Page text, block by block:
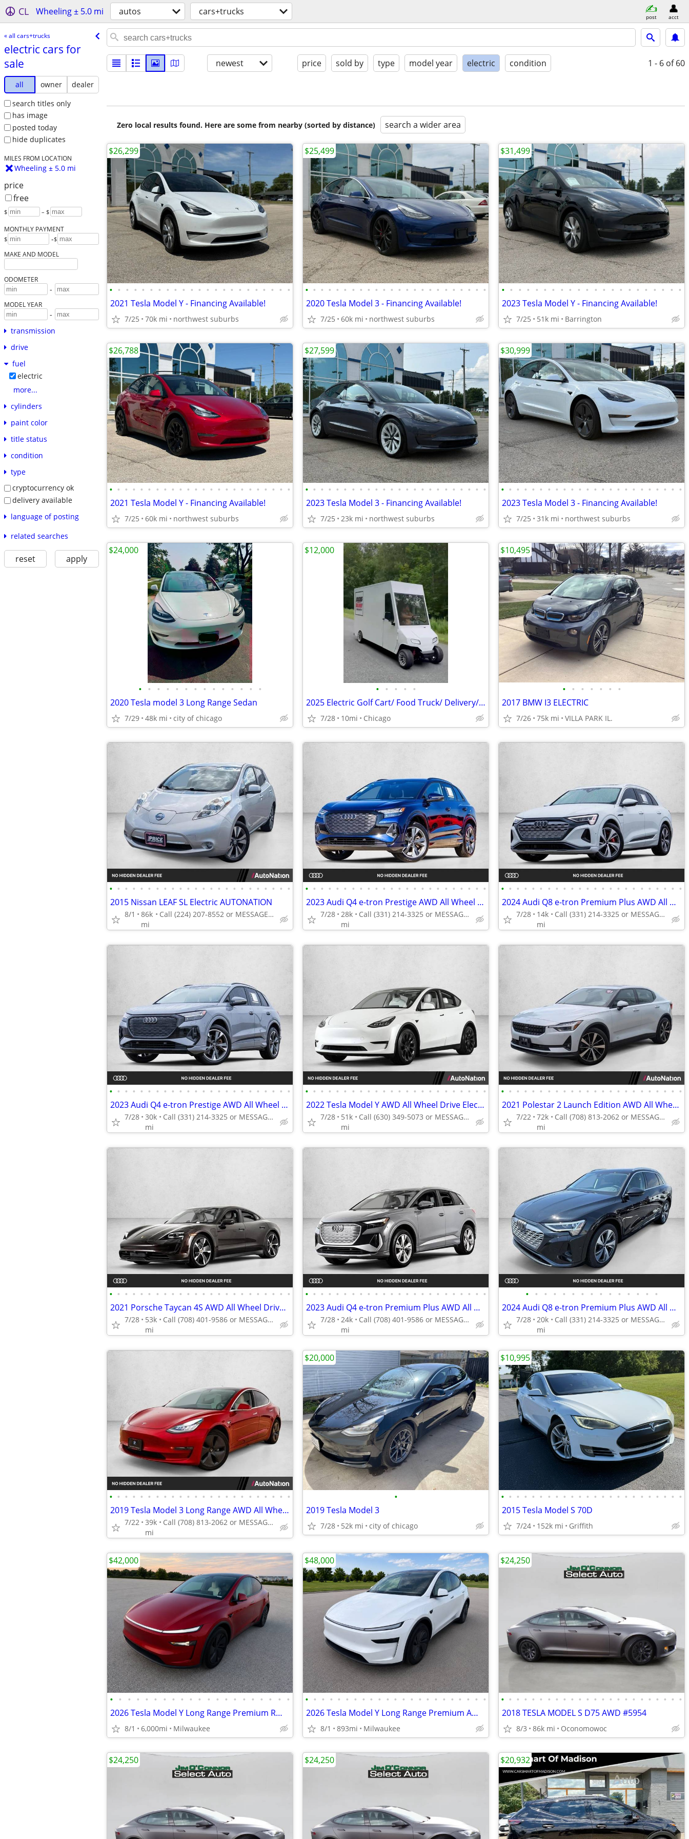
CL Wheeling ± 5.0 mi autos cars+trucks post acct
« all cars+trucks
electric cars for
sale
all owner
dealer
search titles only
has image
posted today
hide duplicates
MILES FROM LOCATION
Wheeling ± 5.0 mi
price
free
$ – $
MONTHLY PAYMENT
$ -$
MAKE AND MODEL
ODOMETER
-
MODEL YEAR
-
transmission
drive
fuel
electric
more...
cylinders
paint color
title status
condition
type
cryptocurrency ok
delivery available
language of posting
related searches
reset apply
newest price sold by type model year electric condition 1 - 6 of 60
Zero local results found. Here are some from nearby (sorted by distance) search a wider area
• • • • • • • • • • • • • • • • • • • • • • •
2021 Tesla Model Y - Financing Available!
7/25 70k mi northwest suburbs
$26,299
• • • • • • • • • • • • • • • • • • • • • • • •
2020 Tesla Model 3 - Financing Available!
7/25 60k mi northwest suburbs
$25,499
• • • • • • • • • • • • • • • • • • • • • •
2023 Tesla Model Y - Financing Available!
7/25 51k mi Barrington
$31,499
• • • • • • • • • • • • • • • • • • • • • • • •
2021 Tesla Model Y - Financing Available!
7/25 60k mi northwest suburbs
$26,788
• • • • • • • • • • • • • • • • • • • • • • • •
2023 Tesla Model 3 - Financing Available!
7/25 23k mi northwest suburbs
$27,599
• • • • • • • • • • • • • • • • • • • • • • • •
2023 Tesla Model 3 - Financing Available!
7/25 31k mi northwest suburbs
$30,999
• • • • • • • • • • • • • •
2020 Tesla model 3 Long Range Sedan
7/29 48k mi city of chicago
$24,000
• • • • •
2025 Electric Golf Cart/ Food Truck/ Delivery/ Maintanence
7/28 10mi Chicago
$12,000
• • • • • • •
2017 BMW I3 ELECTRIC
7/26 75k mi VILLA PARK IL.
$10,495
• • • • • • • • • • • • • • • • • • • • • • • •
2015 Nissan LEAF SL Electric AUTONATION
8/1
86k
mi
Call (224) 207-8552 or MESSAGE/CHAT to confirm availability
• • • • • • • • • • • • • • • • • • • • • • • •
2023 Audi Q4 e-tron Prestige AWD All Wheel Drive SUV Electric AUTONATION
7/28 28k
mi
Call (331) 214-3325 or MESSAGE/CHAT to confirm availability
• • • • • • • • • • • • • • • • • • • • • • • •
2024 Audi Q8 e-tron Premium Plus AWD All Wheel Drive Certified SUV Electric AUTO
7/28
14k
mi
Call (331) 214-3325 or MESSAGE/CHAT to confirm availability
• • • • • • • • • • • • • • • • • • • • • • • •
2023 Audi Q4 e-tron Prestige AWD All Wheel Drive SUV Electric AUTONATION
7/28 30k
mi
Call (331) 214-3325 or MESSAGE/CHAT to confirm availability
• • • • • • • • • • • • • • • • • • • • • • • •
2022 Tesla Model Y AWD All Wheel Drive Electric Long Range SUV
7/28
51k
mi
Call (630) 349-5073 or MESSAGE/CHAT to confirm availability
• • • • • • • • • • • • • • • • • • • • • • • •
2021 Polestar 2 Launch Edition AWD All Wheel Drive Electric AUTONATION
7/22 72k
mi
Call (708) 813-2062 or MESSAGE/CHAT to confirm availability
• • • • • • • • • • • • • • • • • • • • • • • •
2021 Porsche Taycan 4S AWD All Wheel Drive Electric AUTONATION
7/28
53k
mi
Call (708) 401-9586 or MESSAGE/CHAT to confirm availability
• • • • • • • • • • • • • • • • • • • • • • • •
2023 Audi Q4 e-tron Premium Plus AWD All Wheel Drive SUV Electric AUTONATION
7/28 24k
mi
Call (708) 401-9586 or MESSAGE/CHAT to confirm availability
• • • • • • • • • • • • • • •
2024 Audi Q8 e-tron Premium Plus AWD All Wheel Drive Certified SUV Electric AUTO
7/28 20k
mi
Call (331) 214-3325 or MESSAGE/CHAT to confirm availability
• • • • • • • • • • • • • • • • • • • • • • • •
2019 Tesla Model 3 Long Range AWD All Wheel Drive Electric AUTONATION
7/22 39k
mi
Call (708) 813-2062 or MESSAGE/CHAT to confirm availability
•
2019 Tesla Model 3
7/28 52k mi city of chicago
$20,000
• • • • • • • • • • • • • • • • • • • • • • • •
2015 Tesla Model S 70D
7/24 152k mi Griffith
$10,995
• • • • • • • • • • • • • • • • • • • • •
2026 Tesla Model Y Long Range Premium RWD with 6K Miles For Sale
8/1 6,000mi Milwaukee
$42,000
• • • • • • • • • • • • • • • • • • • • • • •
2026 Tesla Model Y Long Range Premium AWD With 893 Miles For Sale
8/1 893mi Milwaukee
$48,000
• • • • • • • • • • • • • • • • • • • • • • • •
2018 TESLA MODEL S D75 AWD #5954
8/3 86k mi Oconomowoc
$24,250
$24,250 $24,250 $20,932